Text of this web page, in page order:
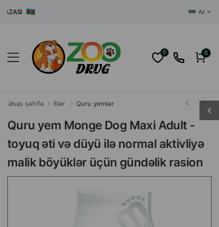
Az
0 0
Əsas səhifə İtlər Quru yemlər
Quru yem Monge Dog Maxi Adult -
toyuq əti və düyü ilə normal aktivliyə
malik böyüklər üçün gündəlik rasion